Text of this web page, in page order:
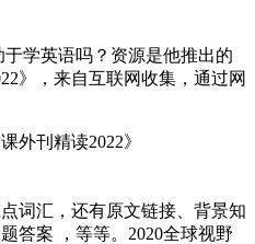
学英语吗？资源是他推出的
》，来自互联网收集，通过网
外刊精读2022》
词汇，还有原文链接、背景知
答案 ，等等。2020全球视野